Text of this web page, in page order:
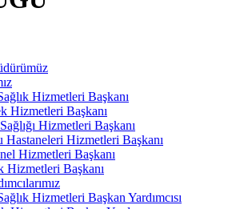
Hizmetleri Başkanı
Hizmetleri Başkanı
Hizmetleri Başkanı
Hastaneleri Hizmetleri Başkanı
Hizmetleri Başkanı
Hizmetleri Başkanı
Hizmetleri Başkan Yardımcısı